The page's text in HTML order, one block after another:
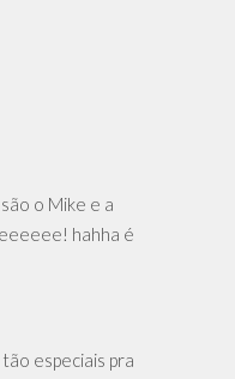
o Mike e a
hahha é
especiais pra